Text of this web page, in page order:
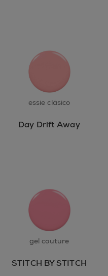
essie clásico
Day Drift Away
gel couture
STITCH BY STITCH